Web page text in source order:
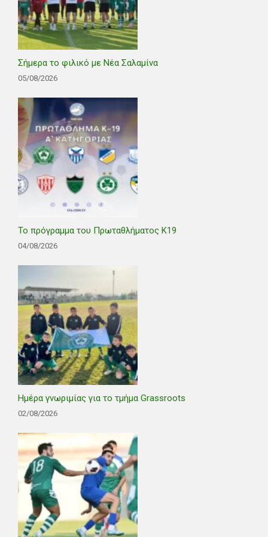
Σήμερα το φιλικό με Νέα Σαλαμίνα
05/08/2026
Το πρόγραμμα του Πρωταθλήματος Κ19
04/08/2026
Ημέρα γνωριμίας για το τμήμα Grassroots
02/08/2026